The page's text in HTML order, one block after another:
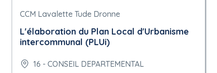
CCM Lavalette Tude Dronne
L'élaboration du Plan Local d'Urbanisme
intercommunal (PLUi)
16 - CONSEIL DEPARTEMENTAL